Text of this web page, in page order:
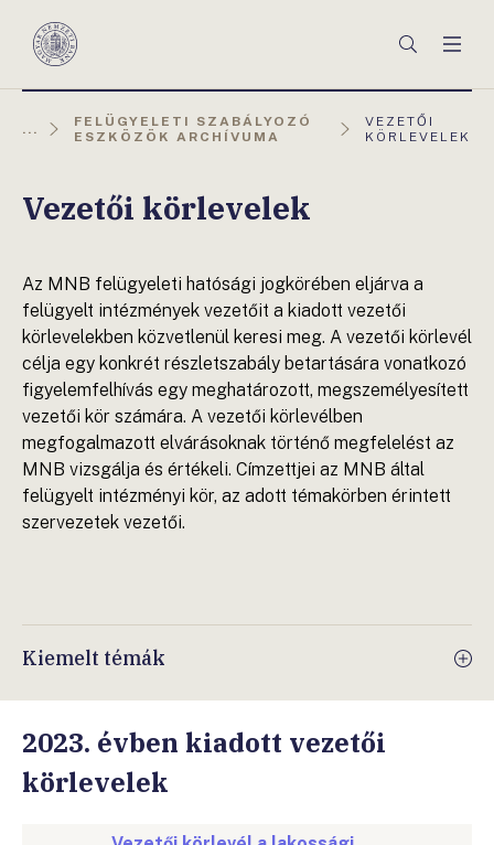
Magyar
Keresés
...
FELÜGYELETI SZABÁLYOZÓ
ESZKÖZÖK ARCHÍVUMA
AKTUÁLIS
OLDAL:
VEZETŐI
KÖRLEVELEK
Vezetői körlevelek
Az MNB felügyeleti hatósági jogkörében eljárva a
felügyelt intézmények vezetőit a kiadott vezetői
körlevelekben közvetlenül keresi meg. A vezetői körlevél
célja egy konkrét részletszabály betartására vonatkozó
figyelemfelhívás egy meghatározott, megszemélyesített
vezetői kör számára. A vezetői körlevélben
megfogalmazott elvárásoknak történő megfelelést az
MNB vizsgálja és értékeli. Címzettjei az MNB által
felügyelt intézményi kör, az adott témakörben érintett
szervezetek vezetői.
Kiemelt témák
2023. évben kiadott vezetői
körlevelek